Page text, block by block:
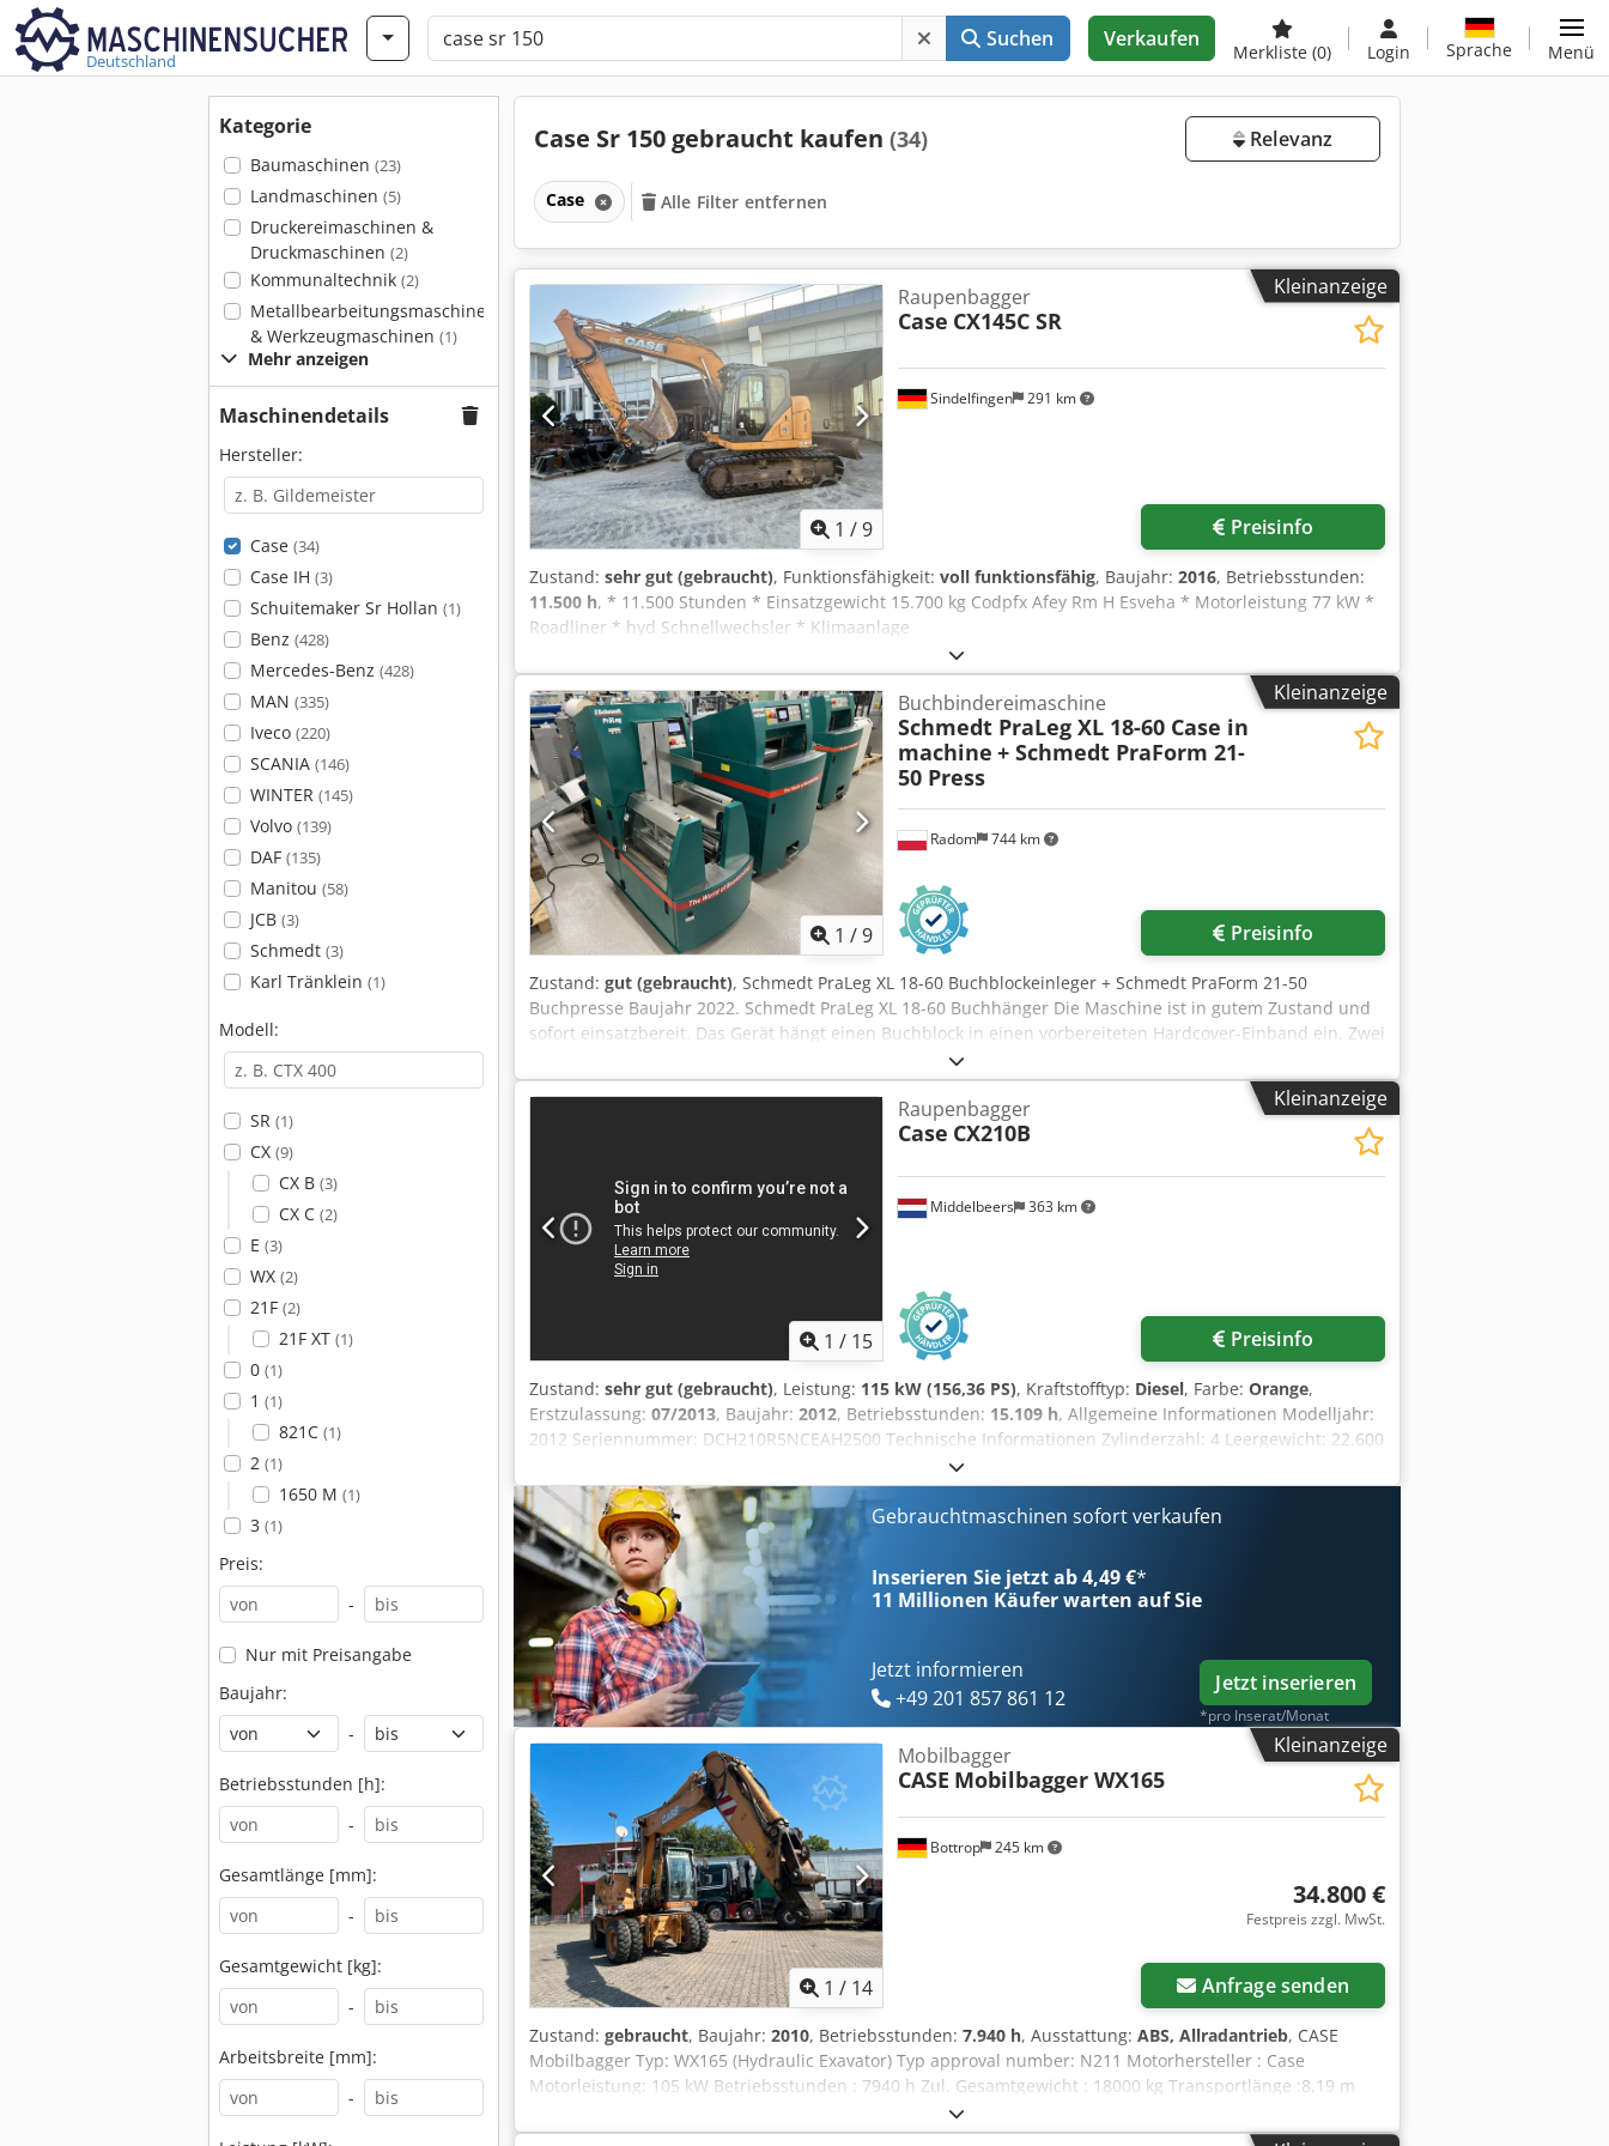
Deutschland
Suchen Verkaufen
Merkliste (0) Login Sprache Menü
Kategorie
Baumaschinen (23)
Landmaschinen (5)
Druckereimaschinen &
Druckmaschinen (2)
Kommunaltechnik (2)
Metallbearbeitungsmaschinen
& Werkzeugmaschinen (1)
Mehr anzeigen
Maschinendetails
Hersteller:
Case (34)
Case IH (3)
Schuitemaker Sr Hollan (1)
Benz (428)
Mercedes-Benz (428)
MAN (335)
Iveco (220)
SCANIA (146)
WINTER (145)
Volvo (139)
DAF (135)
Manitou (58)
JCB (3)
Schmedt (3)
Karl Tränklein (1)
Modell:
SR (1)
CX (9)
CX B (3)
CX C (2)
E (3)
WX (2)
21F (2)
21F XT (1)
0 (1)
1 (1)
821C (1)
2 (1)
1650 M (1)
3 (1)
Preis:
-
Nur mit Preisangabe
Baujahr:
-
Betriebsstunden [h]:
-
Gesamtlänge [mm]:
-
Gesamtgewicht [kg]:
-
Arbeitsbreite [mm]:
-
Case Sr 150 gebraucht kaufen (34) Relevanz
Case Alle Filter entfernen
Kleinanzeige
1 /9
Sindelfingen 291 km
Raupenbagger
Case CX145C SR
Preisinfo
Zustand: sehr gut (gebraucht), Funktionsfähigkeit: voll funktionsfähig, Baujahr: 2016, Betriebsstunden:
11.500 h, * 11.500 Stunden * Einsatzgewicht 15.700 kg Codpfx Afey Rm H Esveha * Motorleistung 77 kW *
Roadliner * hyd Schnellwechsler * Klimaanlage
Kleinanzeige
1 /9
Radom 744 km
Buchbindereimaschine
Schmedt PraLeg XL 18-60 Case in
machine + Schmedt PraForm 21-
50 Press
Preisinfo
Zustand: gut (gebraucht), Schmedt PraLeg XL 18-60 Buchblockeinleger + Schmedt PraForm 21-50
Buchpresse Baujahr 2022. Schmedt PraLeg XL 18-60 Buchhänger Die Maschine ist in gutem Zustand und
sofort einsatzbereit. Das Gerät hängt einen Buchblock in einen vorbereiteten Hardcover-Einband ein. Zwei
Leimwerke, stufenlose Einstellung der Leimstärke. Format: Blockhöhe: 80 – 450 mm Blockbreite: 110 – 450
mm Blockstärke: 2 – 80 mm Leistung: ca. 200 – 300 Stück/h Stromanschluss: 230 V Gewicht: 300 kg
Hergestellt in Deutschland. Schmedt PraForm 21-50 Buchpresse Chsdpozdazbsfx Afvea Buchpresse mit
Rillenschneider. Hergestellt bei Schmedt, Deutschland. Die Maschine befindet sich in sehr gutem Zustand
Stromanschluss: 230 V + Druckluft. Der Preis gilt für das Set aus beiden Maschinen.
Kleinanzeige
1 / 15
Middelbeers 363 km
Raupenbagger
Case CX210B
Preisinfo
Zustand: sehr gut (gebraucht), Leistung: 115 kW (156,36 PS), Kraftstofftyp: Diesel, Farbe: Orange,
Erstzulassung: 07/2013, Baujahr: 2012, Betriebsstunden: 15.109 h, Allgemeine Informationen Modelljahr:
2012 Seriennummer: DCH210R5NCEAH2500 Technische Informationen Zylinderzahl: 4 Leergewicht: 22.600
kg Funktionell Arbeitsbreite: 300 cm CE-Kennzeichnung: ja Zustand Technischer Zustand: sehr gut
Optischer Zustand: sehr gut Finanzielle Informationen Preis: Auf Anfrage Chodpfx Aoy En Ndofvoa
Garantie Garantie: Aus erster Hand, lückenlos scheckheftgepflegt, sofort einsatzbereit! - 80 %
Kettenlaufwerk - Inklusive 3 Löffel: 1300 mm, 450 mm und 2000 mm Grabenräumlöffel - Optional mit 2021
TOPCON 3D-SYSTEM
Gebrauchtmaschinen sofort verkaufen
Inserieren Sie jetzt ab 4,49 €*
11 Millionen Käufer warten auf Sie
Jetzt informieren
+49 201 857 861 12
Jetzt inserieren
*pro Inserat/Monat
Kleinanzeige
1 / 14
Bottrop 245 km
Mobilbagger
CASE Mobilbagger WX165
34.800 €
Festpreis zzgl. MwSt.
Anfrage senden
Zustand: gebraucht, Baujahr: 2010, Betriebsstunden: 7.940 h, Ausstattung: ABS, Allradantrieb, CASE
Mobilbagger Typ: WX165 (Hydraulic Exavator) Typ approval number: N211 Motorhersteller : Case
Motorleistung: 105 kW Betriebsstunden : 7940 h Zul. Gesamtgewicht : 18000 kg Transportlänge :8,19 m
Transportbreite:1,91 m Transporthöhe: 2,89 m Farbe : Gelb - Joystick-Steuerung - Planierschild - Kamera
Gerne unterstützen wir Sie auch im Bereich Finanzierung/Leasing mit unserem Partnern. Alle Angaben